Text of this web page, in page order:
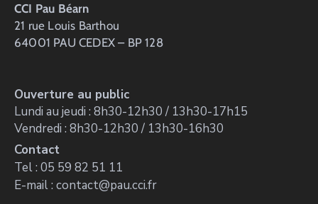
CCI Pau Béarn
21 rue Louis Barthou
64001 PAU CEDEX – BP 128
Ouverture au public
Lundi au jeudi : 8h30-12h30 / 13h30-17h15
Vendredi : 8h30-12h30 / 13h30-16h30
Contact
Tel : 05 59 82 51 11
E-mail : contact@pau.cci.fr